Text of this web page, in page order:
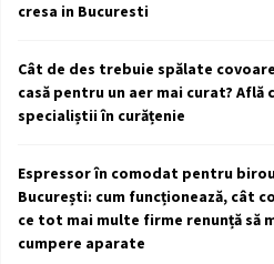
cresa in Bucuresti
Cât de des trebuie spălate
casă pentru un aer mai curat? Află
specialiștii în curățenie
Espressor în comodat pentru
București: cum funcționează, cât
ce tot mai multe firme renunță să
cumpere aparate